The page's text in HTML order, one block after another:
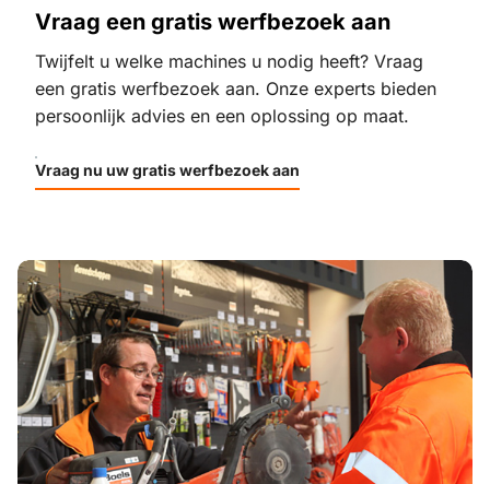
Vraag een gratis werfbezoek aan
Twijfelt u welke machines u nodig heeft? Vraag
een gratis werfbezoek aan. Onze experts bieden
persoonlijk advies en een oplossing op maat.
Vraag nu uw gratis werfbezoek aan